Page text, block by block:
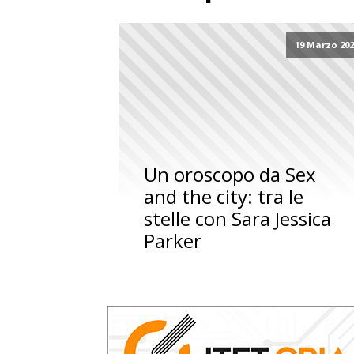
19 Marzo
Un oroscopo da Sex
and the city: tra le
stelle con Sara Jessica
Parker